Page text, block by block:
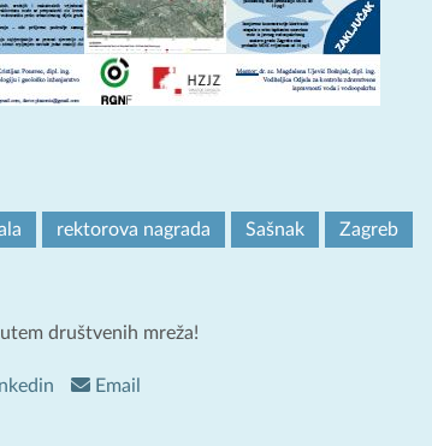
rektorova nagrada Sašnak Zagreb
društvenih mreža!
Email